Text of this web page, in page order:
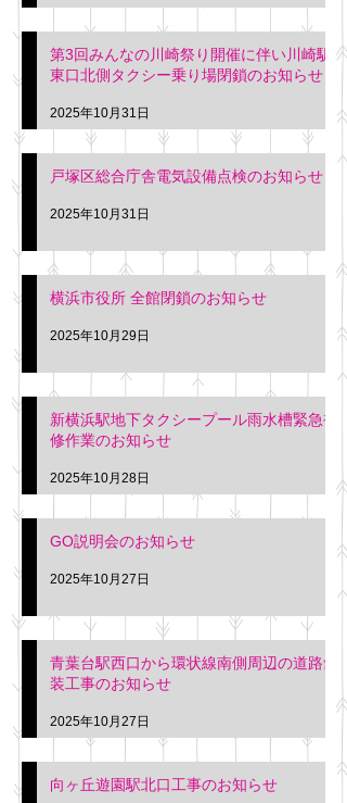
第3回みんなの川崎祭り開催に伴い川崎駅
東口北側タクシー乗り場閉鎖のお知らせ
2025年10月31日
戸塚区総合庁舎電気設備点検のお知らせ
2025年10月31日
横浜市役所 全館閉鎖のお知らせ
2025年10月29日
新横浜駅地下タクシープール雨水槽緊急補
修作業のお知らせ
2025年10月28日
GO説明会のお知らせ
2025年10月27日
青葉台駅西口から環状線南側周辺の道路舗
装工事のお知らせ
2025年10月27日
向ヶ丘遊園駅北口工事のお知らせ